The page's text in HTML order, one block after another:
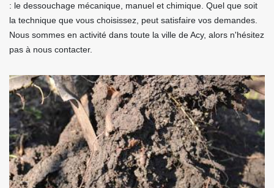
: le dessouchage mécanique, manuel et chimique. Quel que soit
la technique que vous choisissez, peut satisfaire vos demandes.
Nous sommes en activité dans toute la ville de Acy, alors n'hésitez
pas à nous contacter.